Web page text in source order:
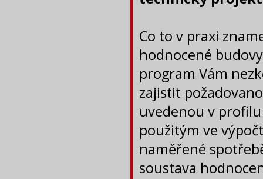
Co to v praxi
hodnocené
program Vám
zajistit
uvedenou v
použitým ve
naměřené
soustava